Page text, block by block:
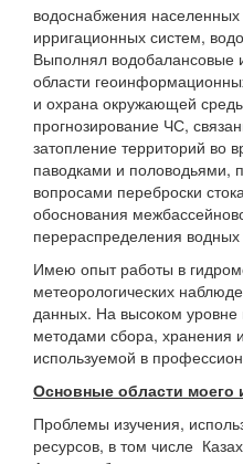
водоснабжения населенных
ирригационных систем,
Выполнял водобалансовые
области
и охрана окружающей
прогнозирование ЧС,
затопление территорий во
паводками и
вопросами переброски
обоснования
перераспределения водных
Имею опыт работы в
метеорологических
данных. На высоком
методами сбора, хранения
используемой в
Основные области моего
Проблемы изучения,
ресурсов, в том числе